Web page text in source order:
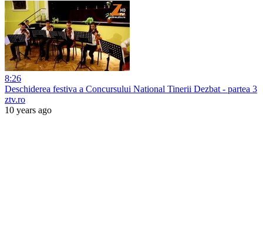
8:26
Deschiderea festiva a Concursului National Tinerii Dezbat - partea 3
ztv.ro
10 years ago